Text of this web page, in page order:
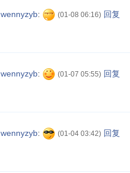
wennyzyb: (01-08 06:16) 回复
wennyzyb: (01-07 05:55) 回复
wennyzyb: (01-04 03:42) 回复